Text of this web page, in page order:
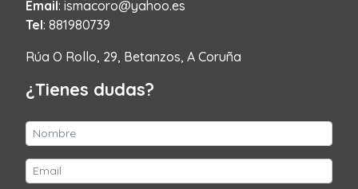
Email: ismacoro@yahoo.es
Tel: 881980739
Rúa O Rollo, 29, Betanzos, A Coruña
¿Tienes dudas?